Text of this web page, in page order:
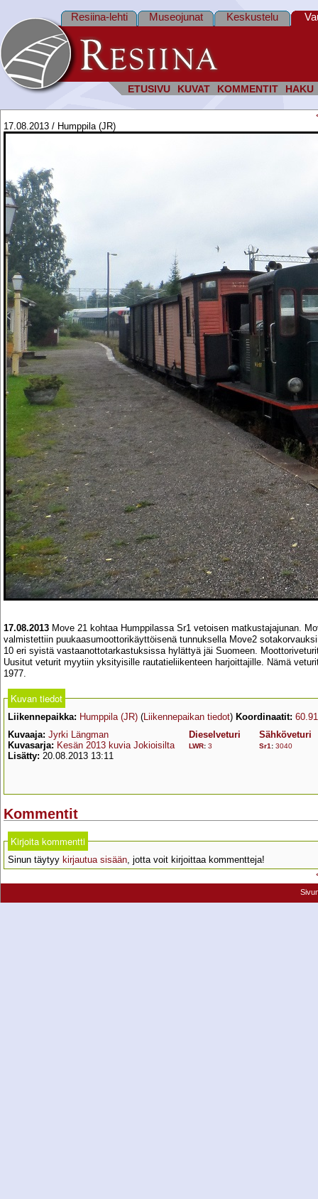
ETUSIVU KUVAT KOMMENTIT HAKU
Resiina-lehti Museojunat Keskustelu
17.08.2013 / Humppila (JR)
17.08.2013 Move 21 kohtaa Humppilassa Sr1 vetoisen matkustajajunan.
valmistettiin puukaasumoottorikäyttöisenä tunnuksella Move2
10 eri syistä vastaanottotarkastuksissa hylättyä jäi Suomeen.
Uusitut veturit myytiin yksityisille rautatieliikenteen harjoittajille. Nämä
1977.
Kuvan tiedot
Liikennepaikka: Humppila (JR) (Liikennepaikan tiedot) Koordinaatit:
Kuvaaja: Jyrki Längman
Kuvasarja: Kesän 2013 kuvia Jokioisilta
Lisätty: 20.08.2013 13:11
Dieselveturi
LWR: 3
Sähköveturi
Sr1 : 3040
Kommentit
Kirjoita kommentti
Sinun täytyy kirjautua sisään, jotta voit kirjoittaa kommentteja!